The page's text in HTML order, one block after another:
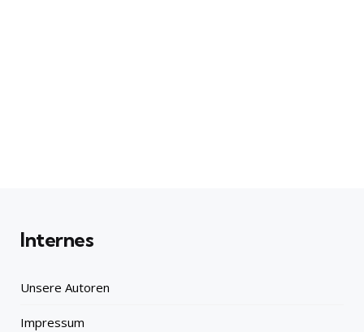
Internes
Unsere Autoren
Impressum